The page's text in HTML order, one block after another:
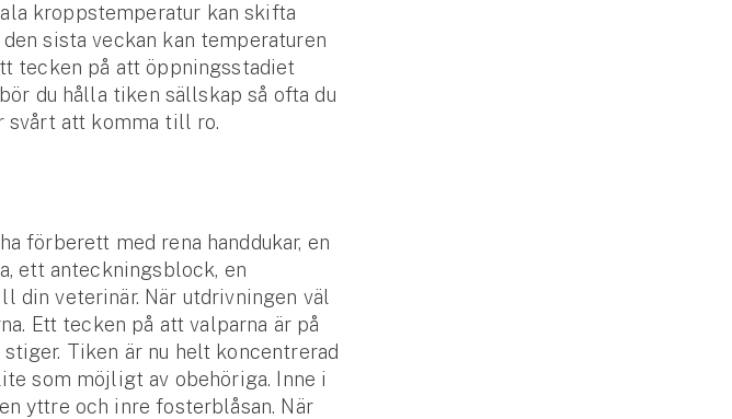
kroppstemperatur kan skifta
sista veckan kan temperaturen
tecken på att öppningsstadiet
du hålla tiken sällskap så ofta du
svårt att komma till ro.
förberett med rena handdukar, en
ett anteckningsblock, en
veterinär. När utdrivningen väl
Ett tecken på att valparna är på
Tiken är nu helt koncentrerad
som möjligt av obehöriga. Inne i
yttre och inre fosterblåsan. När